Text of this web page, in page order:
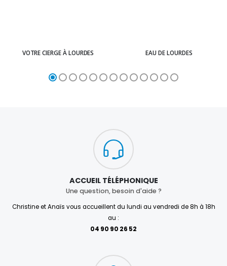
VOTRE CIERGE À LOURDES EAU DE LOURDES
ACCUEIL TÉLÉPHONIQUE
Une question, besoin d'aide ?
Christine et Anaïs vous accueillent du lundi au vendredi de 8h à 18h
au :
04 90 90 26 52